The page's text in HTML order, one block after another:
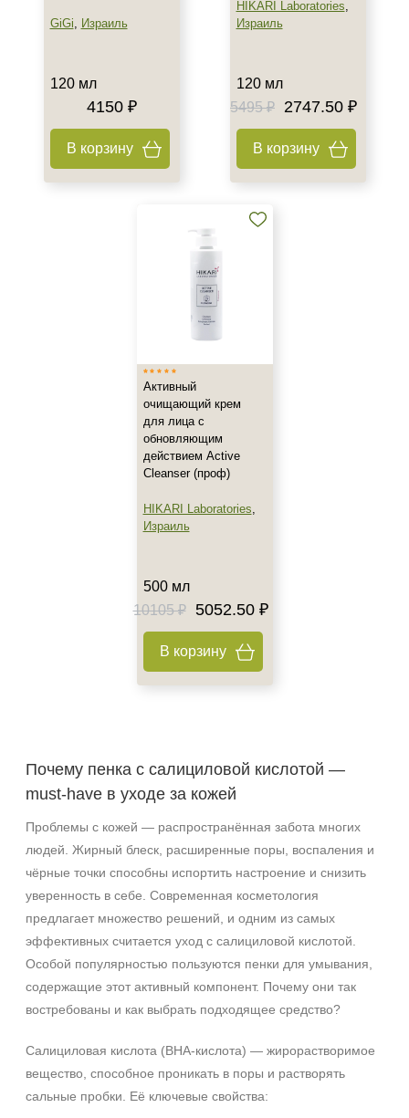
GiGi, Израиль
120 мл
4150 ₽
В корзину
HIKARI Laboratories,
Израиль
120 мл
5495 ₽
2747.50 ₽
В корзину
Активный
очищающий крем
для лица с
обновляющим
действием Active
Cleanser (проф)
HIKARI Laboratories,
Израиль
500 мл
10105 ₽
5052.50 ₽
В корзину
Почему пенка с салициловой кислотой —
must‑have в уходе за кожей
Проблемы с кожей — распространённая забота многих
людей. Жирный блеск, расширенные поры, воспаления и
чёрные точки способны испортить настроение и снизить
уверенность в себе. Современная косметология
предлагает множество решений, и одним из самых
эффективных считается уход с салициловой кислотой.
Особой популярностью пользуются пенки для умывания,
содержащие этот активный компонент. Почему они так
востребованы и как выбрать подходящее средство?
Салициловая кислота (BHA‑кислота) — жирорастворимое
вещество, способное проникать в поры и растворять
сальные пробки. Её ключевые свойства: